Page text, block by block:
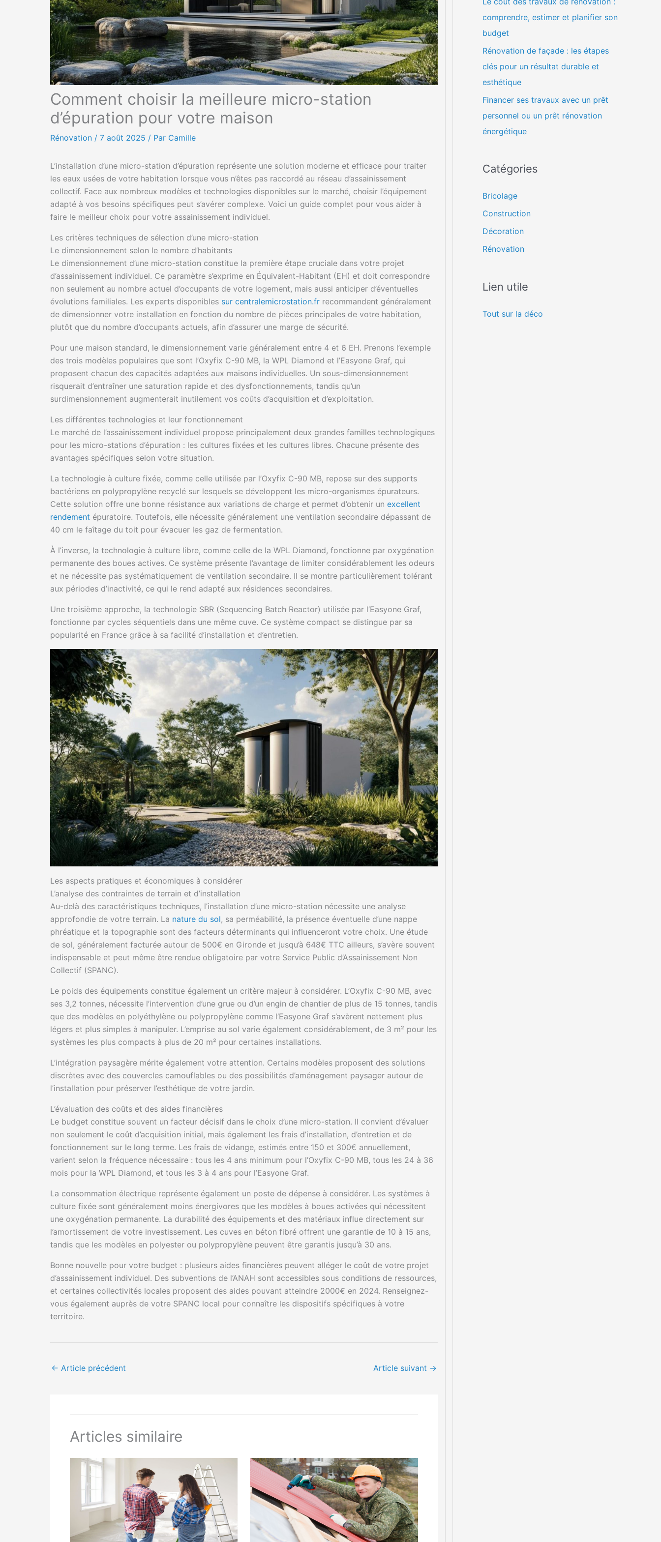
Comment choisir la meilleure micro-station
d’épuration pour votre maison
Rénovation / 7 août 2025 / Par Camille
L’installation d’une micro-station d’épuration représente une solution moderne et efficace pour traiter
les eaux usées de votre habitation lorsque vous n’êtes pas raccordé au réseau d’assainissement
collectif. Face aux nombreux modèles et technologies disponibles sur le marché, choisir l’équipement
adapté à vos besoins spécifiques peut s’avérer complexe. Voici un guide complet pour vous aider à
faire le meilleur choix pour votre assainissement individuel.
Les critères techniques de sélection d’une micro-station
Le dimensionnement selon le nombre d’habitants
Le dimensionnement d’une micro-station constitue la première étape cruciale dans votre projet
d’assainissement individuel. Ce paramètre s’exprime en Équivalent-Habitant (EH) et doit correspondre
non seulement au nombre actuel d’occupants de votre logement, mais aussi anticiper d’éventuelles
évolutions familiales. Les experts disponibles sur centralemicrostation.fr recommandent généralement
de dimensionner votre installation en fonction du nombre de pièces principales de votre habitation,
plutôt que du nombre d’occupants actuels, afin d’assurer une marge de sécurité.
Pour une maison standard, le dimensionnement varie généralement entre 4 et 6 EH. Prenons l’exemple
des trois modèles populaires que sont l’Oxyfix C-90 MB, la WPL Diamond et l’Easyone Graf, qui
proposent chacun des capacités adaptées aux maisons individuelles. Un sous-dimensionnement
risquerait d’entraîner une saturation rapide et des dysfonctionnements, tandis qu’un
surdimensionnement augmenterait inutilement vos coûts d’acquisition et d’exploitation.
Les différentes technologies et leur fonctionnement
Le marché de l’assainissement individuel propose principalement deux grandes familles technologiques
pour les micro-stations d’épuration : les cultures fixées et les cultures libres. Chacune présente des
avantages spécifiques selon votre situation.
La technologie à culture fixée, comme celle utilisée par l’Oxyfix C-90 MB, repose sur des supports
bactériens en polypropylène recyclé sur lesquels se développent les micro-organismes épurateurs.
Cette solution offre une bonne résistance aux variations de charge et permet d’obtenir un excellent
rendement épuratoire. Toutefois, elle nécessite généralement une ventilation secondaire dépassant de
40 cm le faîtage du toit pour évacuer les gaz de fermentation.
À l’inverse, la technologie à culture libre, comme celle de la WPL Diamond, fonctionne par oxygénation
permanente des boues actives. Ce système présente l’avantage de limiter considérablement les odeurs
et ne nécessite pas systématiquement de ventilation secondaire. Il se montre particulièrement tolérant
aux périodes d’inactivité, ce qui le rend adapté aux résidences secondaires.
Une troisième approche, la technologie SBR (Sequencing Batch Reactor) utilisée par l’Easyone Graf,
fonctionne par cycles séquentiels dans une même cuve. Ce système compact se distingue par sa
popularité en France grâce à sa facilité d’installation et d’entretien.
Les aspects pratiques et économiques à considérer
L’analyse des contraintes de terrain et d’installation
Au-delà des caractéristiques techniques, l’installation d’une micro-station nécessite une analyse
approfondie de votre terrain. La nature du sol, sa perméabilité, la présence éventuelle d’une nappe
phréatique et la topographie sont des facteurs déterminants qui influenceront votre choix. Une étude
de sol, généralement facturée autour de 500€ en Gironde et jusqu’à 648€ TTC ailleurs, s’avère souvent
indispensable et peut même être rendue obligatoire par votre Service Public d’Assainissement Non
Collectif (SPANC).
Le poids des équipements constitue également un critère majeur à considérer. L’Oxyfix C-90 MB, avec
ses 3,2 tonnes, nécessite l’intervention d’une grue ou d’un engin de chantier de plus de 15 tonnes, tandis
que des modèles en polyéthylène ou polypropylène comme l’Easyone Graf s’avèrent nettement plus
légers et plus simples à manipuler. L’emprise au sol varie également considérablement, de 3 m² pour les
systèmes les plus compacts à plus de 20 m² pour certaines installations.
L’intégration paysagère mérite également votre attention. Certains modèles proposent des solutions
discrètes avec des couvercles camouflables ou des possibilités d’aménagement paysager autour de
l’installation pour préserver l’esthétique de votre jardin.
L’évaluation des coûts et des aides financières
Le budget constitue souvent un facteur décisif dans le choix d’une micro-station. Il convient d’évaluer
non seulement le coût d’acquisition initial, mais également les frais d’installation, d’entretien et de
fonctionnement sur le long terme. Les frais de vidange, estimés entre 150 et 300€ annuellement,
varient selon la fréquence nécessaire : tous les 4 ans minimum pour l’Oxyfix C-90 MB, tous les 24 à 36
mois pour la WPL Diamond, et tous les 3 à 4 ans pour l’Easyone Graf.
La consommation électrique représente également un poste de dépense à considérer. Les systèmes à
culture fixée sont généralement moins énergivores que les modèles à boues activées qui nécessitent
une oxygénation permanente. La durabilité des équipements et des matériaux influe directement sur
l’amortissement de votre investissement. Les cuves en béton fibré offrent une garantie de 10 à 15 ans,
tandis que les modèles en polyester ou polypropylène peuvent être garantis jusqu’à 30 ans.
Bonne nouvelle pour votre budget : plusieurs aides financières peuvent alléger le coût de votre projet
d’assainissement individuel. Des subventions de l’ANAH sont accessibles sous conditions de ressources,
et certaines collectivités locales proposent des aides pouvant atteindre 2000€ en 2024. Renseignez-
vous également auprès de votre SPANC local pour connaître les dispositifs spécifiques à votre
territoire.
← Article précédent Article suivant →
Articles similaire
comprendre, estimer et planifier son
budget
Rénovation de façade : les étapes
clés pour un résultat durable et
esthétique
Financer ses travaux avec un prêt
personnel ou un prêt rénovation
énergétique
Catégories
Bricolage
Construction
Décoration
Rénovation
Lien utile
Tout sur la déco